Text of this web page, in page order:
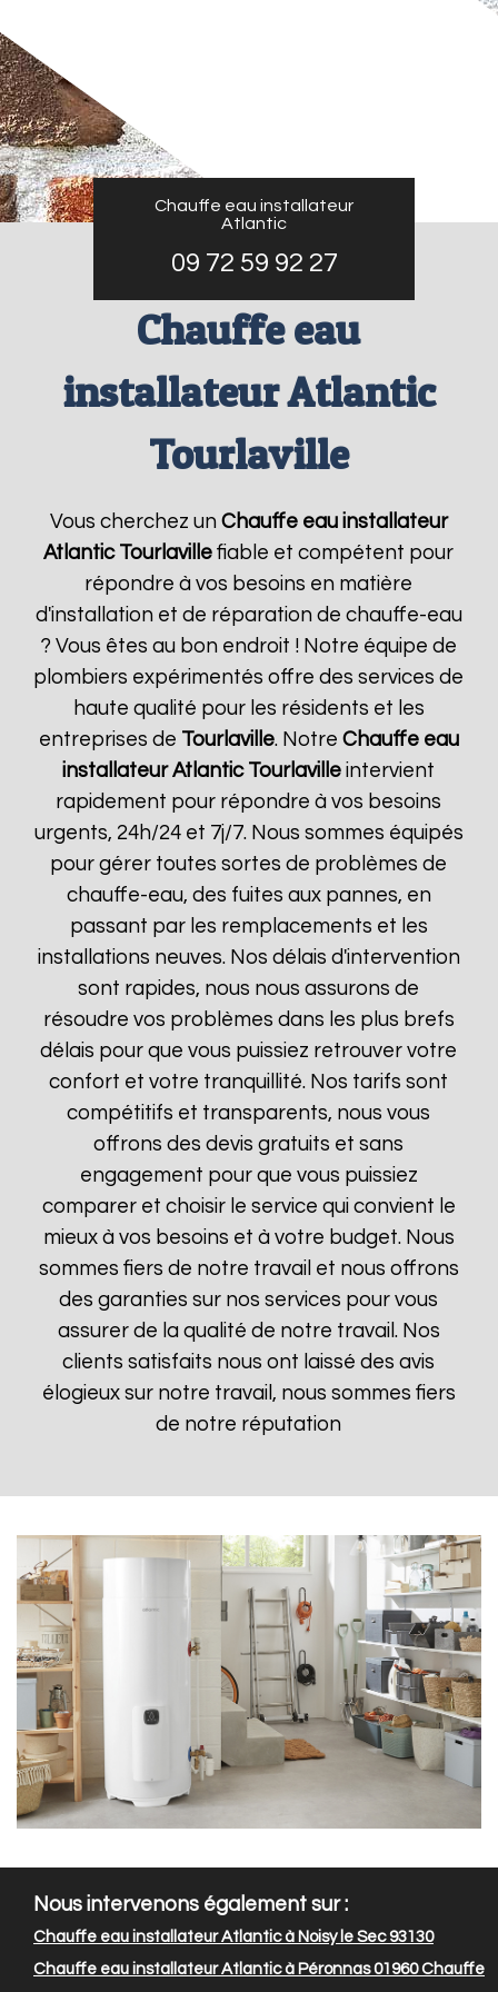
Chauffe eau installateur
Atlantic
09 72 59 92 27
Chauffe eau
installateur Atlantic
Tourlaville
Vous cherchez un Chauffe eau installateur
Atlantic Tourlaville fiable et compétent pour
répondre à vos besoins en matière
d'installation et de réparation de chauffe-eau
? Vous êtes au bon endroit ! Notre équipe de
plombiers expérimentés offre des services de
haute qualité pour les résidents et les
entreprises de Tourlaville. Notre Chauffe eau
installateur Atlantic Tourlaville intervient
rapidement pour répondre à vos besoins
urgents, 24h/24 et 7j/7. Nous sommes équipés
pour gérer toutes sortes de problèmes de
chauffe-eau, des fuites aux pannes, en
passant par les remplacements et les
installations neuves. Nos délais d'intervention
sont rapides, nous nous assurons de
résoudre vos problèmes dans les plus brefs
délais pour que vous puissiez retrouver votre
confort et votre tranquillité. Nos tarifs sont
compétitifs et transparents, nous vous
offrons des devis gratuits et sans
engagement pour que vous puissiez
comparer et choisir le service qui convient le
mieux à vos besoins et à votre budget. Nous
sommes fiers de notre travail et nous offrons
des garanties sur nos services pour vous
assurer de la qualité de notre travail. Nos
clients satisfaits nous ont laissé des avis
élogieux sur notre travail, nous sommes fiers
de notre réputation
Nous intervenons également sur :
Chauffe eau installateur Atlantic à Noisy le Sec 93130
Chauffe eau installateur Atlantic à Péronnas 01960Chauffe